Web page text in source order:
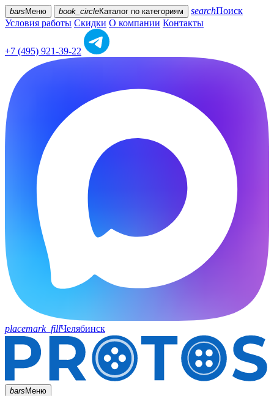
bars Меню book_circleКаталог по категориям searchПоиск
Условия работы Скидки О компании Контакты
+7 (495) 921-39-22
placemark_fillЧелябинск
barsМеню